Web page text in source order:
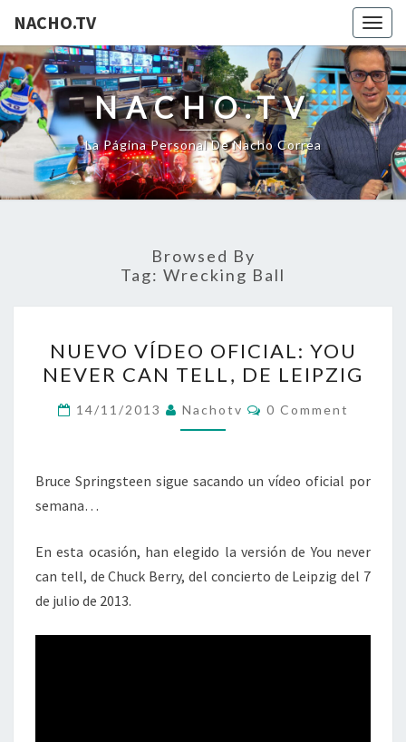
NACHO.TV
NACHO.TV
La Página Personal De Nacho Correa
Browsed By
Tag: Wrecking Ball
VÍDEO
OFICIAL:
YOU
NEVER
TELL,
NUEVO VÍDEO OFICIAL: YOU
NEVER CAN TELL, DE LEIPZIG
14/11/2013 Nachotv Comments
0 Comment
Bruce Springsteen sigue sacando un vídeo oficial por
semana…
En esta ocasión, han elegido la versión de You never
can tell, de Chuck Berry, del concierto de Leipzig del 7
de julio de 2013.